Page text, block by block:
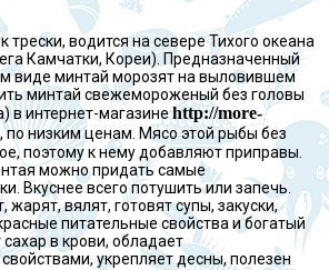
трески, водится на севере Тихого океана
Камчатки, Кореи). Предназначенный
виде минтай морозят на выловившем
минтай свежемороженый без головы
в интернет-магазинеhttp://more-
по низким ценам. Мясо этой рыбы без
поэтому к нему добавляют приправы.
можно придать самые
Вкуснее всего потушить или запечь.
вялят, готовят супы, закуски,
питательные свойства и богатый
сахар в крови, обладает
укрепляет десны, полезен